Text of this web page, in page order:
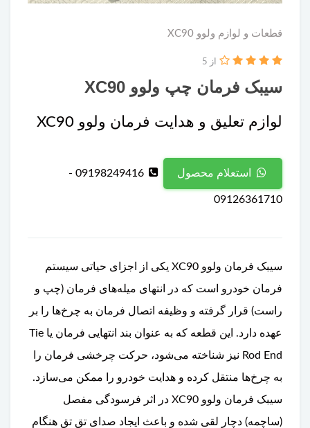
قطعات و لوازم ولوو XC90
سیبک فرمان چپ ولوو XC90
از 5
لوازم تعلیق و هدایت فرمان ولوو XC90
استعلام محصول 09198249416 -
09126361710
سیبک فرمان ولوو XC90 یکی از اجزای حیاتی سیستم
فرمان خودرو است که در انتهای میله‌های فرمان (چپ و
راست) قرار گرفته و وظیفه اتصال فرمان به چرخ‌ها را بر
عهده دارد. این قطعه که به عنوان بند انتهایی فرمان یا Tie
Rod End نیز شناخته می‌شود، حرکت چرخشی فرمان را
به چرخ‌ها منتقل کرده و هدایت خودرو را ممکن می‌سازد.
سیبک فرمان ولوو XC90 در اثر فرسودگی مفصل
(ساچمه) دچار لقی شده و باعث ایجاد صدای تق تق هنگام